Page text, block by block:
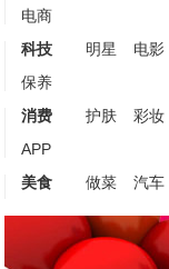
电商
科技
明星 电影
保养
消费
护肤 彩妆
APP
美食
做菜 汽车